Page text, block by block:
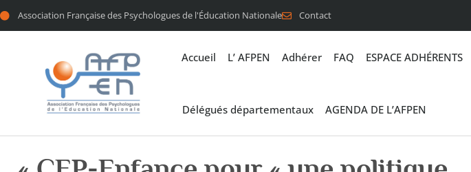
Association Française des Psychologues de l'Éducation Nationale Contact
Accueil L’ AFPEN Adhérer FAQ ESPACE ADHÉRENTS
Délégués départementaux AGENDA DE L’AFPEN